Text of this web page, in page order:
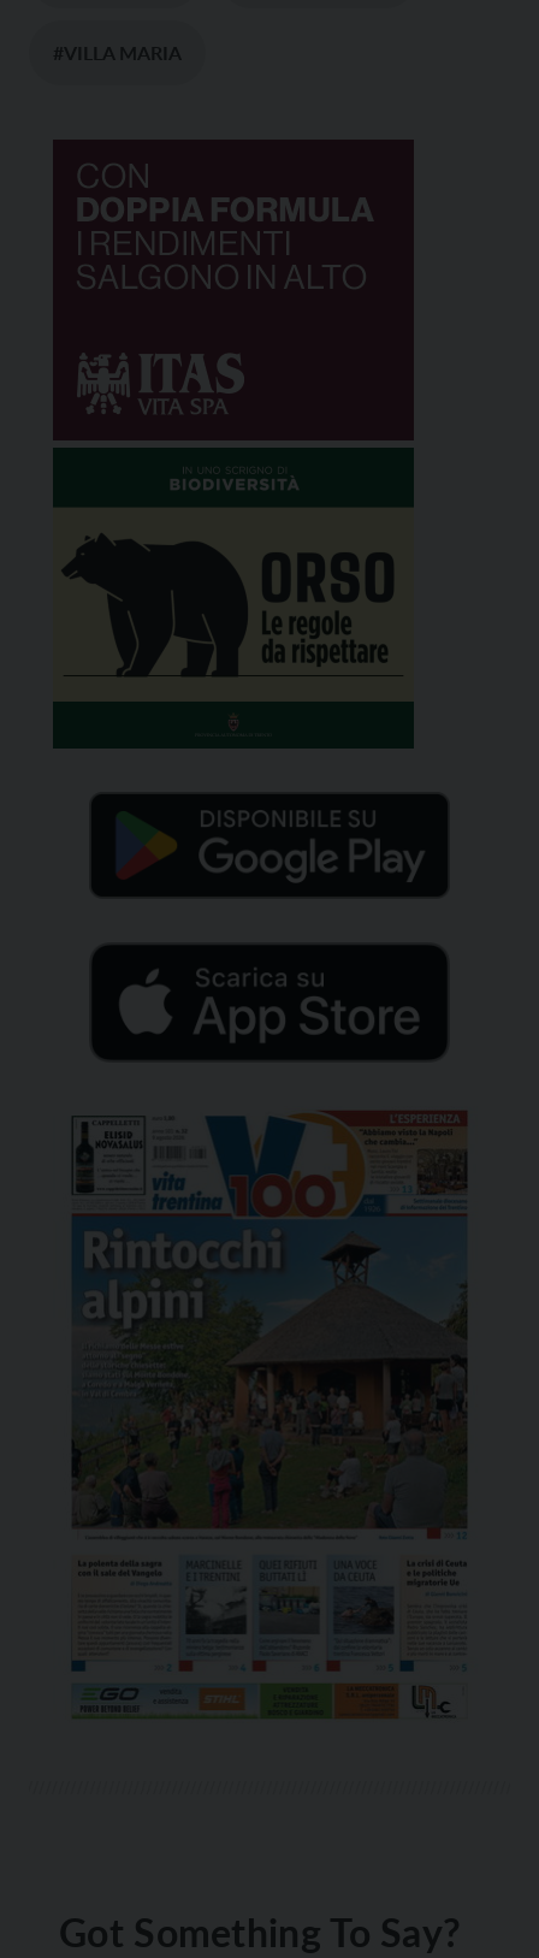
#VILLA MARIA
Got Something To Say?